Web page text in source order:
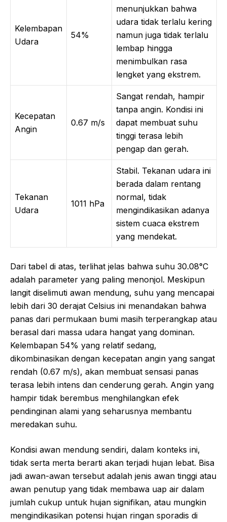
Kelembapan
Udara
54%
menunjukkan bahwa
udara tidak terlalu kering
namun juga tidak terlalu
lembap hingga
menimbulkan rasa
lengket yang ekstrem.
Kecepatan
Angin
0.67 m/s
Sangat rendah, hampir
tanpa angin. Kondisi ini
dapat membuat suhu
tinggi terasa lebih
pengap dan gerah.
Tekanan
Udara
1011 hPa
Stabil. Tekanan udara ini
berada dalam rentang
normal, tidak
mengindikasikan adanya
sistem cuaca ekstrem
yang mendekat.
Dari tabel di atas, terlihat jelas bahwa suhu 30.08°C
adalah parameter yang paling menonjol. Meskipun
langit diselimuti awan mendung, suhu yang mencapai
lebih dari 30 derajat Celsius ini menandakan bahwa
panas dari permukaan bumi masih terperangkap atau
berasal dari massa udara hangat yang dominan.
Kelembapan 54% yang relatif sedang,
dikombinasikan dengan kecepatan angin yang sangat
rendah (0.67 m/s), akan membuat sensasi panas
terasa lebih intens dan cenderung gerah. Angin yang
hampir tidak berembus menghilangkan efek
pendinginan alami yang seharusnya membantu
meredakan suhu.
Kondisi awan mendung sendiri, dalam konteks ini,
tidak serta merta berarti akan terjadi hujan lebat. Bisa
jadi awan-awan tersebut adalah jenis awan tinggi atau
awan penutup yang tidak membawa uap air dalam
jumlah cukup untuk hujan signifikan, atau mungkin
mengindikasikan potensi hujan ringan sporadis di